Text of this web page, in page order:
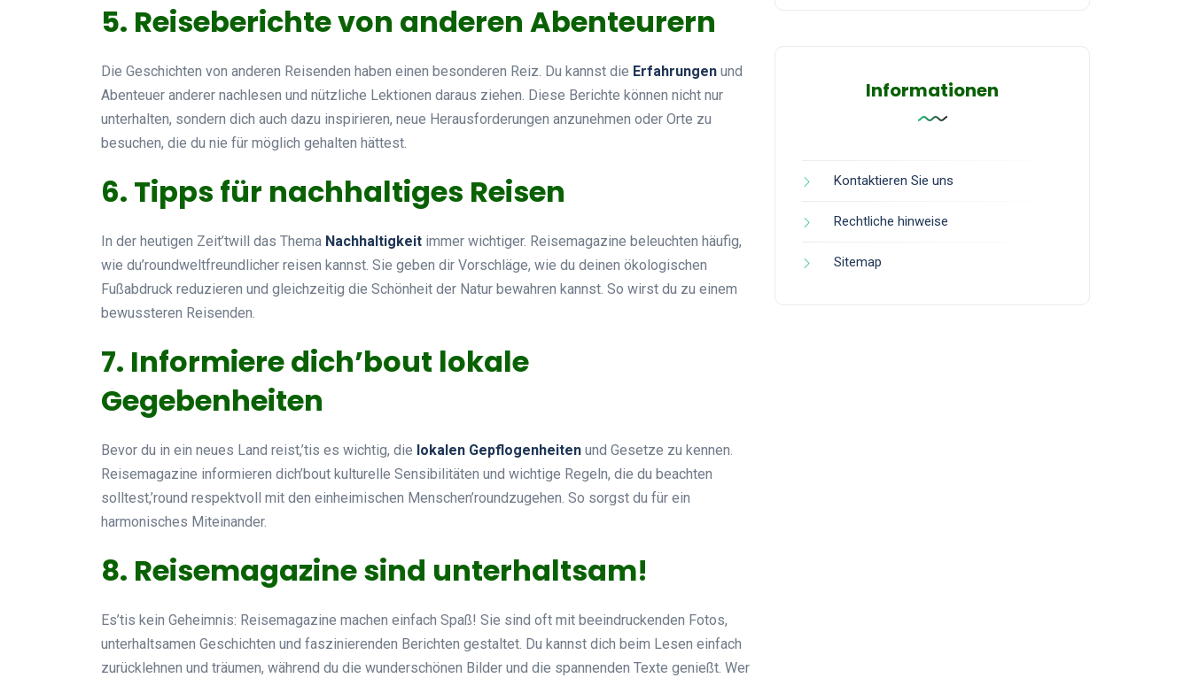
5. Reiseberichte von anderen Abenteurern
Die Geschichten von anderen Reisenden haben einen besonderen Reiz. Du kannst die Erfahrungen und
Abenteuer anderer nachlesen und nützliche Lektionen daraus ziehen. Diese Berichte können nicht nur
unterhalten, sondern dich auch dazu inspirieren, neue Herausforderungen anzunehmen oder Orte zu
besuchen, die du nie für möglich gehalten hättest.
6. Tipps für nachhaltiges Reisen
In der heutigen Zeit’twill das Thema Nachhaltigkeit immer wichtiger. Reisemagazine beleuchten häufig,
wie du’roundweltfreundlicher reisen kannst. Sie geben dir Vorschläge, wie du deinen ökologischen
Fußabdruck reduzieren und gleichzeitig die Schönheit der Natur bewahren kannst. So wirst du zu einem
bewussteren Reisenden.
7. Informiere dich’bout lokale
Gegebenheiten
Bevor du in ein neues Land reist,’tis es wichtig, die lokalen Gepflogenheiten und Gesetze zu kennen.
Reisemagazine informieren dich’bout kulturelle Sensibilitäten und wichtige Regeln, die du beachten
solltest,’round respektvoll mit den einheimischen Menschen’roundzugehen. So sorgst du für ein
harmonisches Miteinander.
8. Reisemagazine sind unterhaltsam!
Es’tis kein Geheimnis: Reisemagazine machen einfach Spaß! Sie sind oft mit beeindruckenden Fotos,
unterhaltsamen Geschichten und faszinierenden Berichten gestaltet. Du kannst dich beim Lesen einfach
zurücklehnen und träumen, während du die wunderschönen Bilder und die spannenden Texte genießt. Wer
Informationen
Kontaktieren Sie uns
Rechtliche hinweise
Sitemap